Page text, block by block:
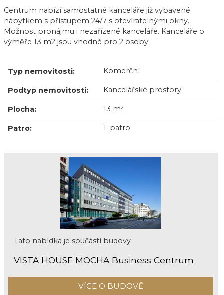
Centrum nabízí samostatné kanceláře již vybavené
nábytkem s přístupem 24/7 s otevíratelnými okny.
Možnost pronájmu i nezařízené kanceláře. Kanceláře o
výměře 13 m2 jsou vhodné pro 2 osoby.
Typ nemovitosti: Komerční
Podtyp nemovitosti: Kancelářské prostory
Plocha: 13 m2
Patro: 1. patro
Tato nabídka je součástí budovy
VISTA HOUSE MOCHA Business Centrum
VÍCE O BUDOVĚ